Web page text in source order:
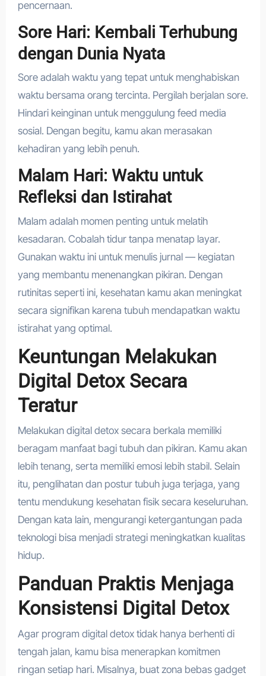
pencernaan.
Sore Hari: Kembali Terhubung
dengan Dunia Nyata
Sore adalah waktu yang tepat untuk menghabiskan
waktu bersama orang tercinta. Pergilah berjalan sore.
Hindari keinginan untuk menggulung feed media
sosial. Dengan begitu, kamu akan merasakan
kehadiran yang lebih penuh.
Malam Hari: Waktu untuk
Refleksi dan Istirahat
Malam adalah momen penting untuk melatih
kesadaran. Cobalah tidur tanpa menatap layar.
Gunakan waktu ini untuk menulis jurnal — kegiatan
yang membantu menenangkan pikiran. Dengan
rutinitas seperti ini, kesehatan kamu akan meningkat
secara signifikan karena tubuh mendapatkan waktu
istirahat yang optimal.
Keuntungan Melakukan
Digital Detox Secara
Teratur
Melakukan digital detox secara berkala memiliki
beragam manfaat bagi tubuh dan pikiran. Kamu akan
lebih tenang, serta memiliki emosi lebih stabil. Selain
itu, penglihatan dan postur tubuh juga terjaga, yang
tentu mendukung kesehatan fisik secara keseluruhan.
Dengan kata lain, mengurangi ketergantungan pada
teknologi bisa menjadi strategi meningkatkan kualitas
hidup.
Panduan Praktis Menjaga
Konsistensi Digital Detox
Agar program digital detox tidak hanya berhenti di
tengah jalan, kamu bisa menerapkan komitmen
ringan setiap hari. Misalnya, buat zona bebas gadget